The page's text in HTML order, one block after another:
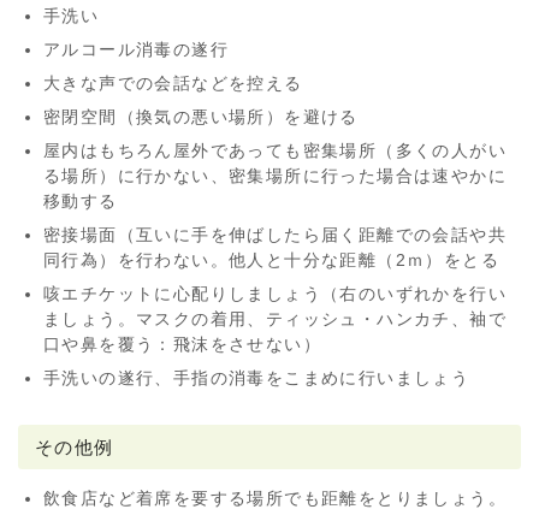
手洗い
アルコール消毒の遂行
大きな声での会話などを控える
密閉空間（換気の悪い場所）を避ける
屋内はもちろん屋外であっても密集場所（多くの人がい
る場所）に行かない、密集場所に行った場合は速やかに
移動する
密接場面（互いに手を伸ばしたら届く距離での会話や共
同行為）を行わない。他人と十分な距離（2ｍ）をとる
咳エチケットに心配りしましょう（右のいずれかを行い
ましょう。マスクの着用、ティッシュ・ハンカチ、袖で
口や鼻を覆う：飛沫をさせない）
手洗いの遂行、手指の消毒をこまめに行いましょう
その他例
飲食店など着席を要する場所でも距離をとりましょう。